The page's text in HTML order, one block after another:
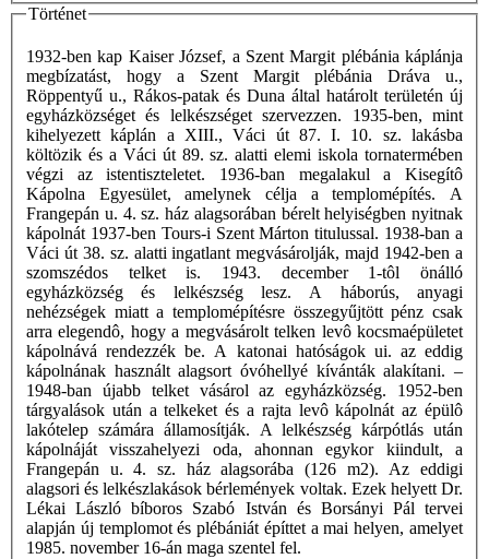
Történet
1932-ben kap Kaiser József, a Szent Margit plébánia káplánja
megbízatást, hogy a Szent Margit plébánia Dráva u.,
Röppentyű u., Rákos-patak és Duna által határolt területén új
egyházközséget és lelkészséget szervezzen. 1935-ben, mint
kihelyezett káplán a XIII., Váci út 87. I. 10. sz. lakásba
költözik és a Váci út 89. sz. alatti elemi iskola tornatermében
végzi az istentiszteletet. 1936-ban megalakul a Kisegítô
Kápolna Egyesület, amelynek célja a templomépítés. A
Frangepán u. 4. sz. ház alagsorában bérelt helyiségben nyitnak
kápolnát 1937-ben Tours-i Szent Márton titulussal. 1938-ban a
Váci út 38. sz. alatti ingatlant megvásárolják, majd 1942-ben a
szomszédos telket is. 1943. december 1-tôl önálló
egyházközség és lelkészség lesz. A háborús, anyagi
nehézségek miatt a templomépítésre összegyűjtött pénz csak
arra elegendô, hogy a megvásárolt telken levô kocsmaépületet
kápolnává rendezzék be. A katonai hatóságok ui. az eddig
kápolnának használt alagsort óvóhellyé kívánták alakítani. –
1948-ban újabb telket vásárol az egyházközség. 1952-ben
tárgyalások után a telkeket és a rajta levô kápolnát az épülô
lakótelep számára államosítják. A lelkészség kárpótlás után
kápolnáját visszahelyezi oda, ahonnan egykor kiindult, a
Frangepán u. 4. sz. ház alagsorába (126 m2). Az eddigi
alagsori és lelkészlakások bérlemények voltak. Ezek helyett Dr.
Lékai László bíboros Szabó István és Borsányi Pál tervei
alapján új templomot és plébániát építtet a mai helyen, amelyet
1985. november 16-án maga szentel fel.